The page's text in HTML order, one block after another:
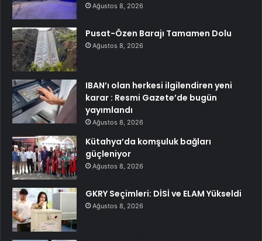
Ağustos 8, 2026
Pusat-Özen Barajı Tamamen Dolu
Ağustos 8, 2026
IBAN’ı olan herkesi ilgilendiren yeni
karar : Resmi Gazete’de bugün
yayımlandı
Ağustos 8, 2026
Kütahya’da komşuluk bağları
güçleniyor
Ağustos 8, 2026
GKRY Seçimleri: DİSİ ve ELAM Yükseldi
Ağustos 8, 2026